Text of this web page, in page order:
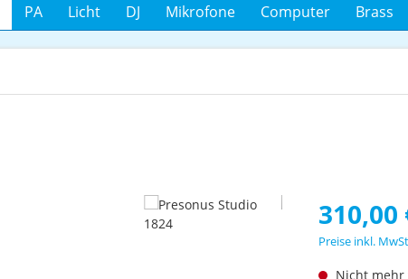
PA Licht DJ Mikrofone Computer Brass
Regulärer
310,00
Preise inkl.
Nicht